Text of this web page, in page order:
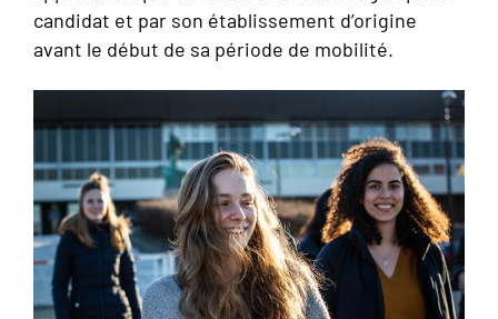
candidat et par son établissement d’origine
avant le début de sa période de mobilité.